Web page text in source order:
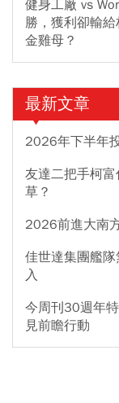
健身工廠 vs
勝，獲利卻輸
金雞母？
最新文章
2026年下半年
友達二把手柯
草？
2026前進大南
佳世達集團艦
入
今周刊30週年
見前瞻行動